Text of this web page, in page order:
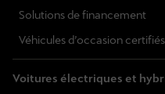
Solutions de financement
Véhicules d’occasion
Voitures électriques et